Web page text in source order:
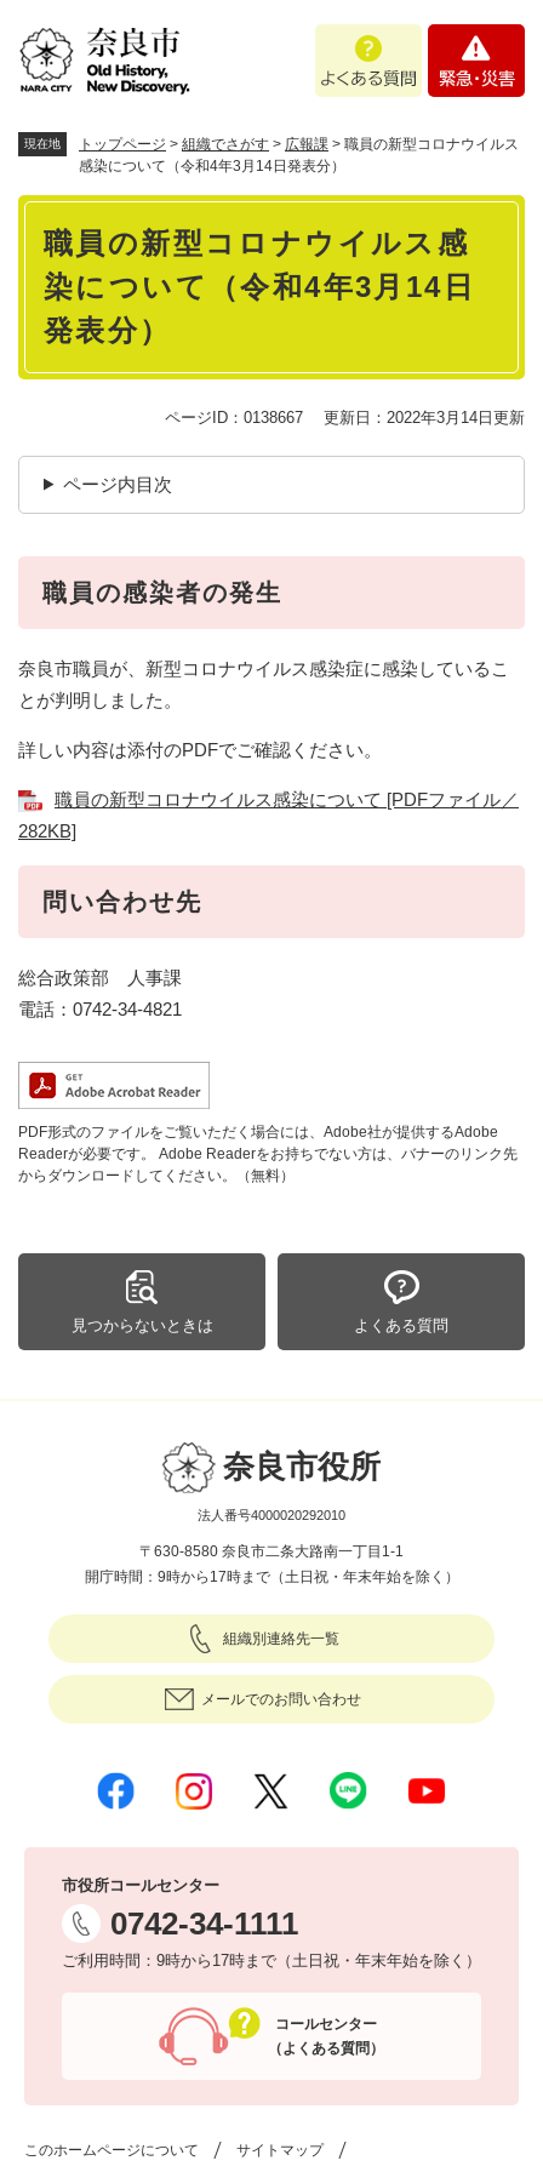
あ
問
・
現在地 トップページ > 組織でさがす > 広報課 > 職員の新型コロナウイルス
感染について（令和4年3月14日発表分）
本
職員の新型コロナウイルス感
染について（令和4年3月14日
発表分）
ページID：0138667 更新日：2022年3月14日更新
ページ内目次
職員の感染者の発生
奈良市職員が、新型コロナウイルス感染症に感染しているこ
とが判明しました。
詳しい内容は添付のPDFでご確認ください。
職員の新型コロナウイルス感染について [PDFファイル／
282KB]
問い合わせ先
総合政策部 人事課
電話：0742-34-4821
PDF形式のファイルをご覧いただく場合には、Adobe社が提供するAdobe
Readerが必要です。
Adobe Readerをお持ちでない方は、バナーのリンク先
からダウンロードしてください。（無料）
見つからないときは よくある質問
奈良市役所
法人番号4000020292010
〒630-8580 奈良市二条大路南一丁目1-1
開庁時間：9時から17時まで（土日祝・年末年始を除く）
組織別連絡先一覧
メールでのお問い合わせ
市役所コールセンター
0742-34-1111
ご利用時間：9時から17時まで（土日祝・年末年始を除く）
コールセンター
（よくある質問）
このホームページについて サイトマップ